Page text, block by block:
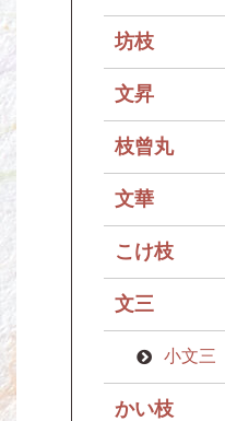
坊枝
文昇
枝曾丸
文華
こけ枝
文三
小文三
かい枝